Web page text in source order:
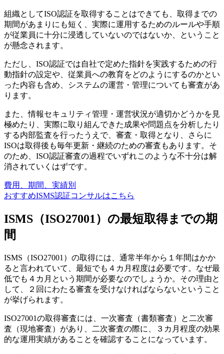
組織としてISO認証を取得することはできても、取得までの
期間があまりにも短く、実際に運用するためのルールや手順
が従業員に十分に浸透していないのではないか、ということ
が懸念されます。
ただし、ISO認証では自社で定めた指針を実践するための行
動指針の設定や、従業員への教育をどのようにするのかとい
った内容も含め、システムの運営・管理についても審査があ
ります。
また、情報セキュリティ管理・運営状況が適切かどうかを見
極めたり、実際に取り組んできた成果や問題点を分析したり
する内部監査を行ったうえで、審査・取得となり、さらに
ISOは取得後も毎年更新・継続のための審査もあります。そ
のため、 ISO認証審査の過程でいずれこのような不十分は解
消されていくはずです。
費用、期間、実績別
おすすめISMS認証コンサルはこちら
ISMS（ISO27001）の最短取得までの期
間
ISMS（ISO27001）の取得には、通常半年から１年間はかか
ると言われていて、 最短でも４カ月程度は必要です。なぜ最
低でも４カ月という期間が必要なのでしょうか。その理由と
して、
２回にわたる審査を受けなければならないということ
が挙げられます。
ISO27001の取得審査には、一次審査（書類審査）と二次審
査（現地審査）があり、二次審査の際に、３カ月程度の効果
的な運用実績があることを確認することになっています。